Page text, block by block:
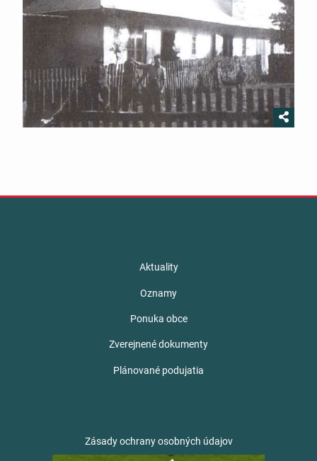
Aktuality
Oznamy
Ponuka obce
Zverejnené dokumenty
Plánované podujatia
Zásady ochrany osobných údajov